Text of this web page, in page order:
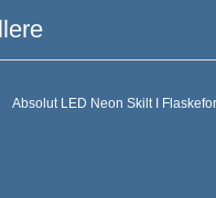
Absolut LED Neon Skilt I